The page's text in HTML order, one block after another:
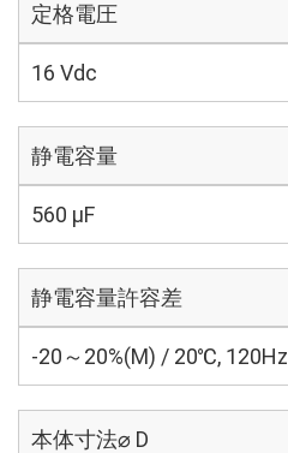
定格電圧
16 Vdc
静電容量
560 µF
静電容量許容差
-20～20%(M) / 20℃, 120Hz
本体寸法⌀ D